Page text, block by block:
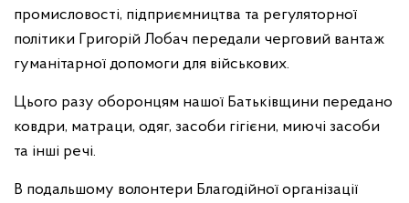
промисловості, підприємництва та регуляторної
політики Григорій Лобач передали черговий вантаж
гуманітарної допомоги для військових.
Цього разу оборонцям нашої Батьківщини передано
ковдри, матраци, одяг, засоби гігієни, миючі засоби
та інші речі.
В подальшому волонтери Благодійної організації